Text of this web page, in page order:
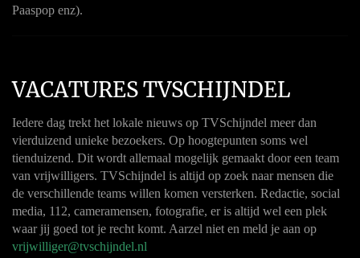
Paaspop enz).
VACATURES TVSCHIJNDEL
Iedere dag trekt het lokale nieuws op TVSchijndel meer dan
vierduizend unieke bezoekers. Op hoogtepunten soms wel
tienduizend. Dit wordt allemaal mogelijk gemaakt door een team
van vrijwilligers. TVSchijndel is altijd op zoek naar mensen die
de verschillende teams willen komen versterken. Redactie, social
media, 112, cameramensen, fotografie, er is altijd wel een plek
waar jij goed tot je recht komt. Aarzel niet en meld je aan op
vrijwilliger@tvschijndel.nl